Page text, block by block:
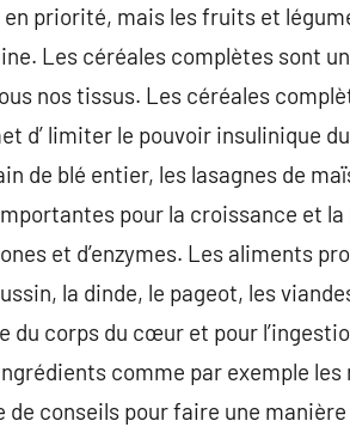
priorité, mais les fruits et
Les céréales complètes sont
nos tissus. Les céréales
d’ limiter le pouvoir insulinique
de blé entier, les lasagnes de
pour la croissance et
et d’enzymes. Les aliments
la dinde, le pageot, les
du corps du cœur et pour
comme par exemple
de conseils pour faire une